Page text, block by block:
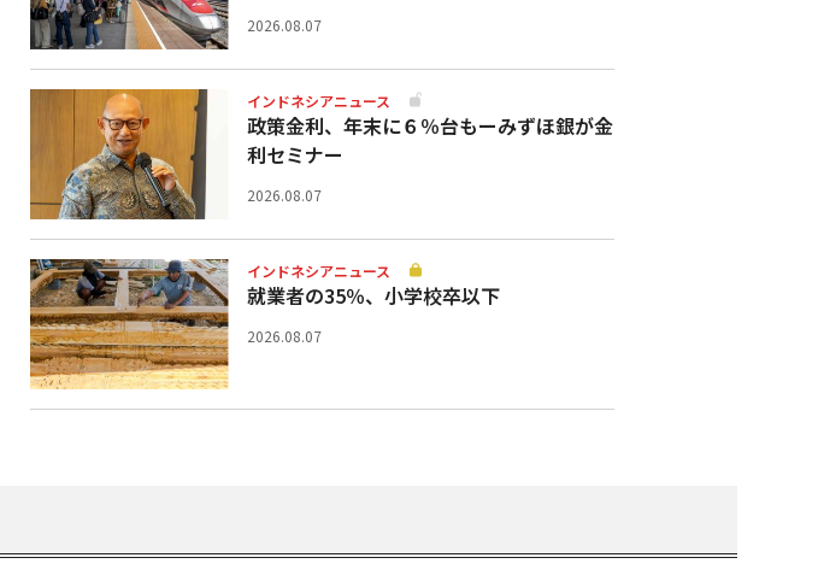
2026.08.07
インドネシアニュース
政策金利、年末に６％台もーみずほ銀が金
利セミナー
2026.08.07
インドネシアニュース
就業者の35％、小学校卒以下
2026.08.07